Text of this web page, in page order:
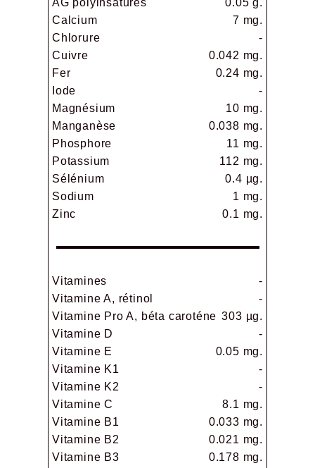
AG polyinsaturés
0.05 g.
Calcium
7 mg.
Chlorure
-
Cuivre
0.042 mg.
Fer
0.24 mg.
Iode
-
Magnésium
10 mg.
Manganèse
0.038 mg.
Phosphore
11 mg.
Potassium
112 mg.
Sélénium
0.4 µg.
Sodium
1 mg.
Zinc
0.1 mg.
Vitamines
-
Vitamine A, rétinol
-
Vitamine Pro A, béta caroténe 303 µg.
Vitamine D
-
Vitamine E
0.05 mg.
Vitamine K1
-
Vitamine K2
-
Vitamine C
8.1 mg.
Vitamine B1
0.033 mg.
Vitamine B2
0.021 mg.
Vitamine B3
0.178 mg.